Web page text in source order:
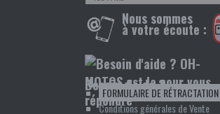
Nous sommes
à votre écoute :
Besoin d'aide ?
FORMULAIRE DE RÉTRACTATION
Conditions générales de Vente